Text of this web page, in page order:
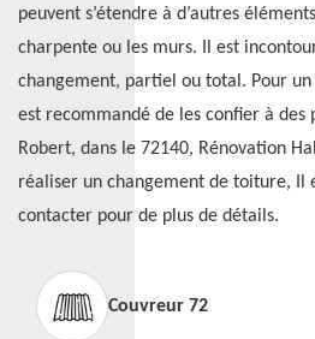
peuvent s’étendre à d’autres
charpente ou les murs. Il est
changement, partiel ou total. Pour
est recommandé de les confier à des
Robert, dans le 72140, Rénovation
réaliser un changement de toiture, Il
contacter pour de plus de détails.
Couvreur 72